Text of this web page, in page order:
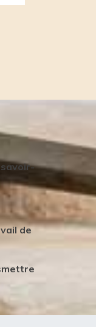
savoir-
de